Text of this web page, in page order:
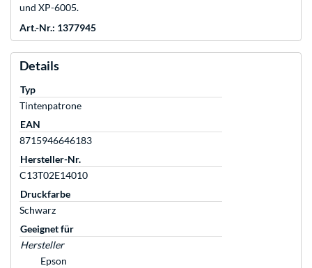
und XP-6005.
Art.-Nr.: 1377945
Details
Typ
Tintenpatrone
EAN
8715946646183
Hersteller-Nr.
C13T02E14010
Druckfarbe
Schwarz
Geeignet für
Hersteller
Epson